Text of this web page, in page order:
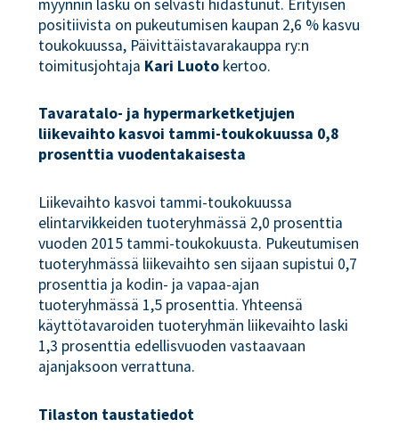
myynnin lasku on selvästi hidastunut. Erityisen
positiivista on pukeutumisen kaupan 2,6 % kasvu
toukokuussa, Päivittäistavarakauppa ry:n
toimitusjohtaja Kari Luoto kertoo.
Tavaratalo- ja hypermarketketjujen
liikevaihto kasvoi tammi-toukokuussa 0,8
prosenttia vuodentakaisesta
Liikevaihto kasvoi tammi-toukokuussa
elintarvikkeiden tuoteryhmässä 2,0 prosenttia
vuoden 2015 tammi-toukokuusta. Pukeutumisen
tuoteryhmässä liikevaihto sen sijaan supistui 0,7
prosenttia ja kodin- ja vapaa-ajan
tuoteryhmässä 1,5 prosenttia. Yhteensä
käyttötavaroiden tuoteryhmän liikevaihto laski
1,3 prosenttia edellisvuoden vastaavaan
ajanjaksoon verrattuna.
Tilaston taustatiedot